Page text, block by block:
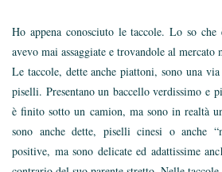
Ho appena conosciuto le taccole. Lo so
avevo mai assaggiate e trovandole al
Le taccole, dette anche piattoni, sono una
piselli. Presentano un baccello verdissimo e
è finito sotto un camion, ma sono in realtà
sono anche dette, piselli cinesi o anche
positive, ma sono delicate ed adattissime